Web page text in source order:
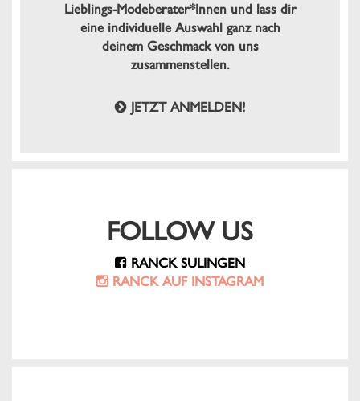
Lieblings-Modeberater*Innen und lass dir
eine individuelle Auswahl ganz nach
deinem Geschmack von uns
zusammenstellen.
JETZT ANMELDEN!
FOLLOW US
RANCK SULINGEN
RANCK AUF INSTAGRAM